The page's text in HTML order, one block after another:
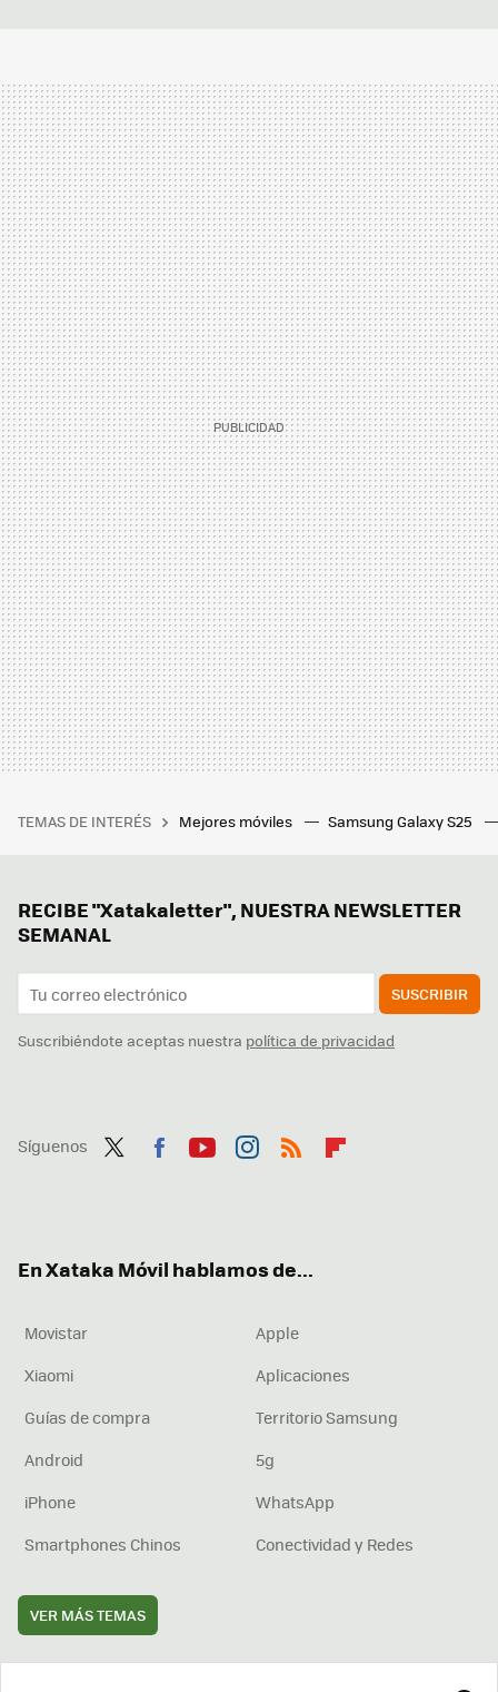
TEMAS DE INTERÉS Mejores móviles Samsung Galaxy S25
RECIBE "Xatakaletter", NUESTRA NEWSLETTER
SEMANAL
SUSCRIBIR
Suscribiéndote aceptas nuestra política de privacidad
Síguenos
En Xataka Móvil hablamos de...
Movistar
Apple
Xiaomi
Aplicaciones
Guías de compra
Territorio Samsung
Android
5g
iPhone
WhatsApp
Smartphones Chinos
Conectividad y Redes
VER MÁS TEMAS